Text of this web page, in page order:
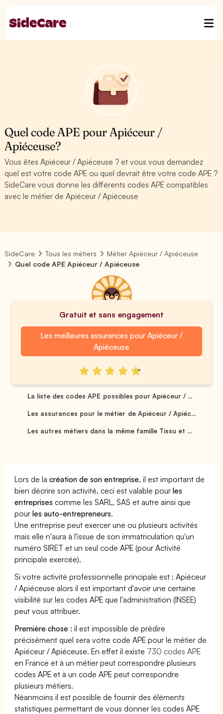
Quel code APE pour Apiéceur /
Apiéceuse?
Vous êtes Apiéceur / Apiéceuse ? et vous vous demandez
quel est votre code APE ou quel devrait être votre code APE ?
SideCare vous donne les différents codes APE compatibles
avec le métier de Apiéceur / Apiéceuse
SideCare Tous les métiers
Métier Apiéceur / Apiéceuse
Quel code APE Apiéceur / Apiéceuse
Gratuit et sans engagement
Les meilleures assurances pour Apiéceur /
Apiéceuse
La liste des codes APE possibles pour Apiéceur / ...
Les assurances pour le métier de Apiéceur / Apiéc...
Les autres métiers dans la même famille Tissu et ...
Lors de lacréation de son entreprise, il est important de
bien décrire son activité, ceci est valable pourles
entreprises comme les SARL, SAS et autre ainsi que
pourles auto-entrepreneurs.
Une entreprise peut exercer une ou plusieurs activités
mais elle n'aura à l'issue de son immatriculation qu'un
numéro SIRET et un seul code APE (pour Activité
principale exercée).
Si votre activité professionnelle principale est : Apiéceur
/ Apiéceuse alors il est important d'avoir une certaine
visibilité sur les codes APE que l'administration (INSEE)
peut vous attribuer.
Première chose : il est impossible de prédire
précisément quel sera votre code APE pour le métier de
Apiéceur / Apiéceuse. En effet il existe 730 codes APE
en France et à un métier peut correspondre plusieurs
codes APE et à un code APE peut correspondre
plusieurs métiers.
Néanmoins il est possible de fournir des éléments
statistiques permettant de vous donner les codes APE